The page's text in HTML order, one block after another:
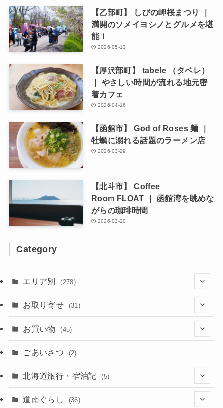
【乙部町】 しびの岬桜まつり ｜
満開のソメイヨシノとグルメを堪
能！
2026-05-13
【厚沢部町】 tabele （タベレ）
｜ やさしい時間が流れる地元密
着カフェ
2026-04-16
【函館市】 God of Roses 麺 ｜
牡蠣に溺れる話題のラーメン店
2026-03-29
【北斗市】 Coffee
Room FLOAT ｜ 函館湾を眺めな
がらの珈琲時間
2026-03-20
Category
エリア別 (278)
(102)
(2)
(16)
(137)
(78)
お取り寄せ (31)
(4)
お買い物 (45)
(10)
ごあいさつ (2)
北海道旅行・宿泊記 (5)
(5)
道南ぐらし (36)